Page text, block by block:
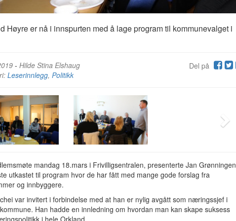
Høyre er nå i innspurten med å lage program til kommunevalget i
Del på
- Hilde Stina Elshaug
Leserinnlegg, Politikk
mandag 18.mars i Frivilligsentralen, presenterte Jan Grønningen
utkastet til program hvor de har fått med mange gode forslag fra
og innbyggere.
var invitert i forbindelse med at han er nylig avgått som næringssjef i
Han hadde en innledning om hvordan man kan skape suksess
i hele Orkland.